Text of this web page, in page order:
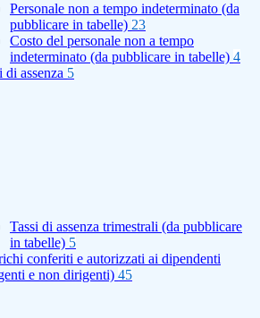
Personale non a tempo indeterminato (da
pubblicare in tabelle) 23
Costo del personale non a tempo
indeterminato (da pubblicare in tabelle) 4
di assenza 5
Tassi di assenza trimestrali (da pubblicare
in tabelle) 5
conferiti e autorizzati ai dipendenti
e non dirigenti) 45